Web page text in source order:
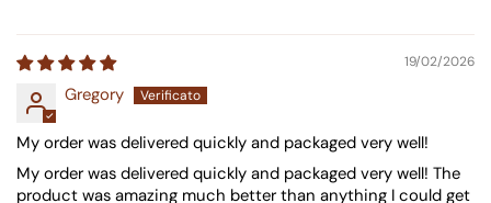
19/02/2026
Gregory
My order was delivered quickly and packaged very well!
My order was delivered quickly and packaged very well! The
product was amazing much better than anything I could get